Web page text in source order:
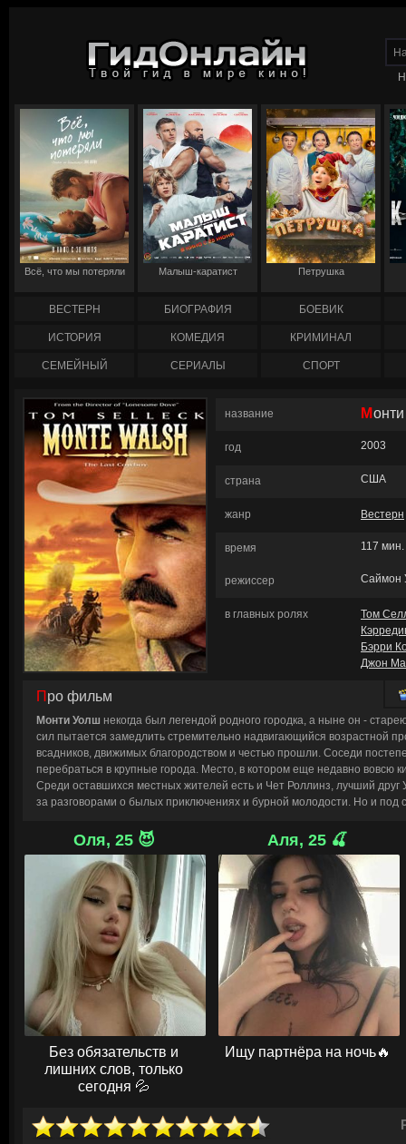
Всё, что мы потеряли Малыш-каратист Петрушка
ВЕСТЕРН БИОГРАФИЯ БОЕВИК
ИСТОРИЯ КОМЕДИЯ КРИМИНАЛ
СЕМЕЙНЫЙ СЕРИАЛЫ СПОРТ
название
год 2003
страна США
жанр Вестерн
время 117 мин.
режиссер Саймон
в главных ролях
Том
Бэрри
Джон
Про фильм
Монти Уолш некогда был легендой родного городка, а ныне он -
сил пытается замедлить стремительно надвигающийся возрастной
всадников, движимых благородством и честью прошли. Соседи
перебраться в крупные города. Место, в котором еще недавно вовсю
Среди оставшихся местных жителей есть и Чет Роллинз, лучший
за разговорами о былых приключениях и бурной молодости. Но и под
Монти уже давно очарован проституткой Мартиной. Женщина с
удивительной манерой радоваться жизненным мелочам. Чет
магазина. Властная красотка держится на расстоянии, чем еще
неугомонного ухажера. Но фоне запутанных любовных увлечений и
человеческой души город потрясает жестокое убийство. Шорти
оказывается соучастником ужасного преступления. Пришло время
верного друга в борьбе за справедливость.© ГидОнлайн
Оля, 25 😈
Без обязательств и
лишних слов, только
сегодня 💦
Аля, 25 🍒
Ищу партнёра на ночь🔥